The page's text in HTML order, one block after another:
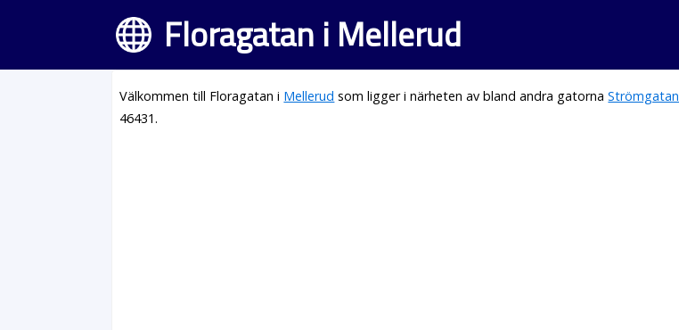
Floragatan i Mellerud
Välkommen till Floragatan i Mellerud som ligger i närheten av bland andra gatornaStrömgatan
46431.